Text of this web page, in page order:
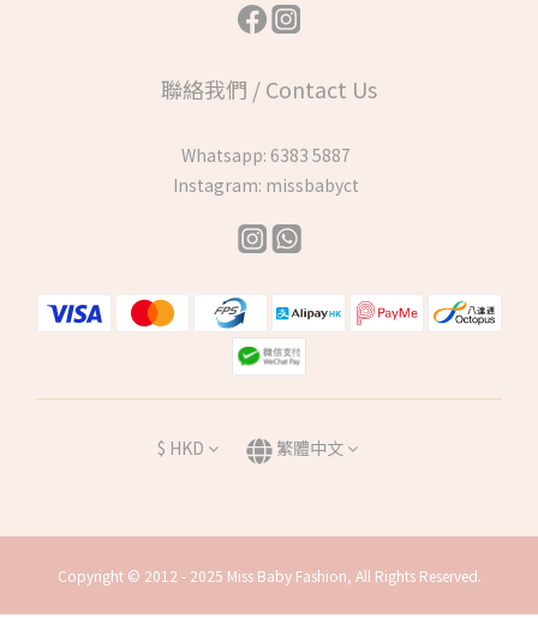
聯絡我們 / Contact Us
Whatsapp: 6383 5887
Instagram: missbabyct
$ HKD 繁體中文
Copyright © 2012 - 2025 Miss Baby Fashion, All Rights Reserved.